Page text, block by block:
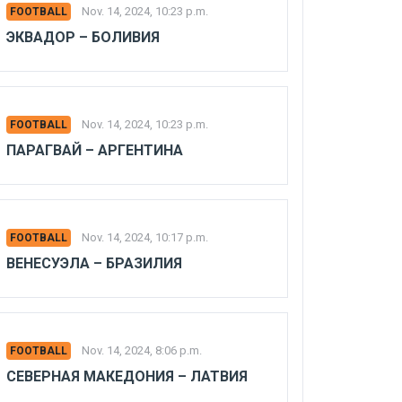
FOOTBALL Nov. 14, 2024, 10:23 p.m.
ЭКВАДОР – БОЛИВИЯ
FOOTBALL Nov. 14, 2024, 10:23 p.m.
ПАРАГВАЙ – АРГЕНТИНА
FOOTBALL Nov. 14, 2024, 10:17 p.m.
ВЕНЕСУЭЛА – БРАЗИЛИЯ
FOOTBALL Nov. 14, 2024, 8:06 p.m.
СЕВЕРНАЯ МАКЕДОНИЯ – ЛАТВИЯ